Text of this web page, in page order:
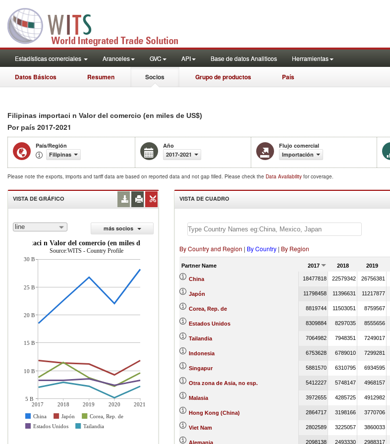
Estadísticas comerciales Aranceles GVC API Base de datos Analiticos Herramientas
Datos Básicos Resumen Socios Grupo de productos País
Filipinas importaci n Valor del comercio (en miles de US$)
Por país 2017-2021
País/Región
Filipinas
Año
2017-2021
Flujo comercial
Importación
Please note the exports, imports and tariff data are based on reported data and not gap filled. Please check the Data Availability for coverage.
VISTA DE GRÁFICO
line
más socios
importaci n Valor del comercio (en miles de US$)
Source:WITS - Country Profile
2017 2018 2019 2020
2021
China
Japón
Corea, Rep. de
Estados Unidos
Tailandia
30 B
25 B
20 B
15 B
10 B
5 B
VISTA DE CUADRO
By Country and Region | By Country | By Region
Partner Name 2017 2018 2019
China 18477818 22579342 26756381
Japón 11798458 11396631 11217877
Corea, Rep. de 8819744 11503051 8759567
Estados Unidos 8309884 8297035 8555656
Tailandia 7064982 7948351 7249017
Indonesia 6753628 6789010 7299281
Singapur 5881570 6310795 6934595
Otra zona de Asia, no esp. 5412227 5748147 4968157
Malasia 3972655 4285725 4912982
Hong Kong (China) 2864717 3198166 3770706
Viet Nam 2802589 3225057 3860033
Alemania 2098138 2493330 2988317